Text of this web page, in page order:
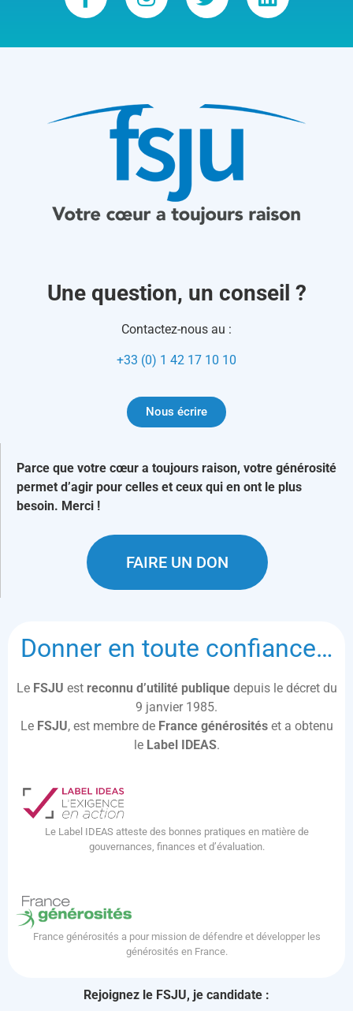
Une question, un conseil ?
Contactez-nous au :
+33 (0) 1 42 17 10 10
Nous écrire
Parce que votre cœur a toujours raison, votre générosité
permet d’agir pour celles et ceux qui en ont le plus
besoin. Merci !
FAIRE UN DON
Donner en toute confiance…
Le FSJU est reconnu d’utilité publique depuis le décret du
9 janvier 1985.
Le FSJU, est membre de France générositéset a obtenu
le Label IDEAS.
Le Label IDEAS atteste des bonnes pratiques en matière de
gouvernances, finances et d’évaluation.
France générosités a pour mission de défendre et développer les
générosités en France.
Rejoignez le FSJU, je candidate :